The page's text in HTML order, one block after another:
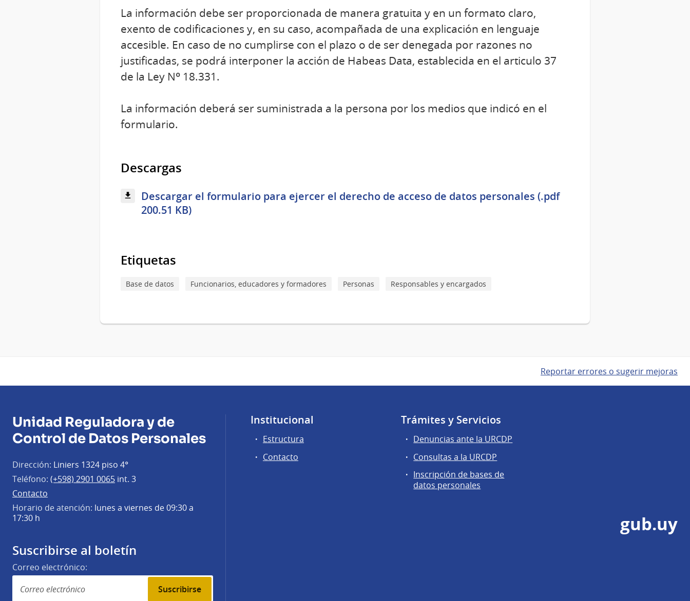
La información debe ser proporcionada de manera gratuita y en un formato claro,
exento de codificaciones y, en su caso, acompañada de una explicación en lenguaje
accesible. En caso de no cumplirse con el plazo o de ser denegada por razones no
justificadas, se podrá interponer la acción de Habeas Data, establecida en el articulo 37
de la Ley Nº 18.331.
La información deberá ser suministrada a la persona por los medios que indicó en el
formulario.
Descargas
Descargar el formulario para ejercer el derecho de acceso de datos personales (.pdf
200.51 KB)
Etiquetas
Base de datos Funcionarios, educadores y formadores Personas Responsables y encargados
Reportar errores o sugerir mejoras
Unidad Reguladora y de
Control de Datos Personales
Dirección: Liniers 1324 piso 4°
Teléfono: (+598) 2901 0065 int. 3
Contacto
Horario de atención: lunes a viernes de 09:30 a
17:30 h
Suscribirse al boletín
Correo electrónico:
Suscribirse
Institucional
Estructura
Contacto
Trámites y Servicios
Denuncias ante la URCDP
Consultas a la URCDP
Inscripción de bases de
datos personales
gub.uy